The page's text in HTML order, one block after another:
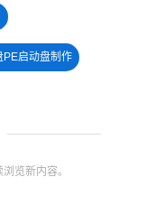
PE启动盘制作
win10 32位
览新内容。